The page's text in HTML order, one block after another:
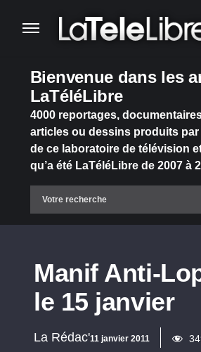
Bienvenue dans les
LaTéléLibre
4000 reportages,
articles ou dessins produits
de ce laboratoire de télévision
qu’a été LaTéléLibre de 2007 à
Manif Anti-
le 15 janvier
La Rédac'11 janvier 2011